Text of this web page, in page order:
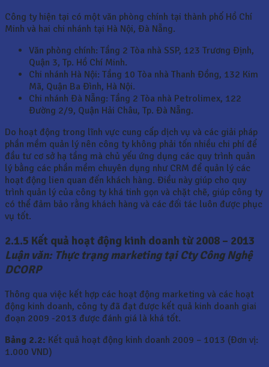
Công ty hiện tại có một văn phòng chính tại thành phố Hồ Chí
Minh và hai chi nhánh tại Hà Nội, Đà Nẵng.
Văn phòng chính: Tầng 2 Tòa nhà SSP, 123 Trương Định,
Quận 3, Tp. Hồ Chí Minh.
Chi nhánh Hà Nội: Tầng 10 Tòa nhà Thanh Đồng, 132 Kim
Mã, Quận Ba Đình, Hà Nội.
Chi nhánh Đà Nẵng: Tầng 2 Tòa nhà Petrolimex, 122
Đường 2/9, Quận Hải Châu, Tp. Đà Nẵng.
Do hoạt động trong lĩnh vực cung cấp dịch vụ và các giải pháp
phần mềm quản lý nên công ty không phải tốn nhiều chi phí để
đầu tư cơ sở hạ tầng mà chủ yếu ứng dụng các quy trình quản
lý bằng các phần mềm chuyên dụng như CRM để quản lý các
hoạt động lien quan đến khách hàng. Điều này giúp cho quy
trình quản lý của công ty khá tinh gọn và chặt chẽ, giúp công ty
có thể đảm bảo rằng khách hàng và các đối tác luôn được phục
vụ tốt.
2.1.5 Kết quả hoạt động kinh doanh từ 2008 – 2013
Luận văn: Thực trạng marketing tại Cty Công Nghệ
DCORP
Thông qua việc kết hợp các hoạt động marketing và các hoạt
động kinh doanh, công ty đã đạt được kết quả kinh doanh giai
đoạn 2009 -2013 được đánh giá là khá tốt.
Bảng 2.2: Kết quả hoạt động kinh doanh 2009 – 1013 (Đơn vị:
1.000 VND)